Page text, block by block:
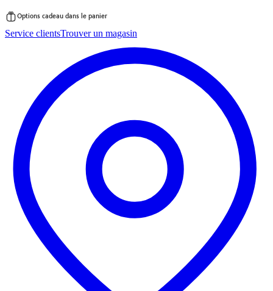
au
Options cadeau dans le panier
Service clientsTrouver un magasin